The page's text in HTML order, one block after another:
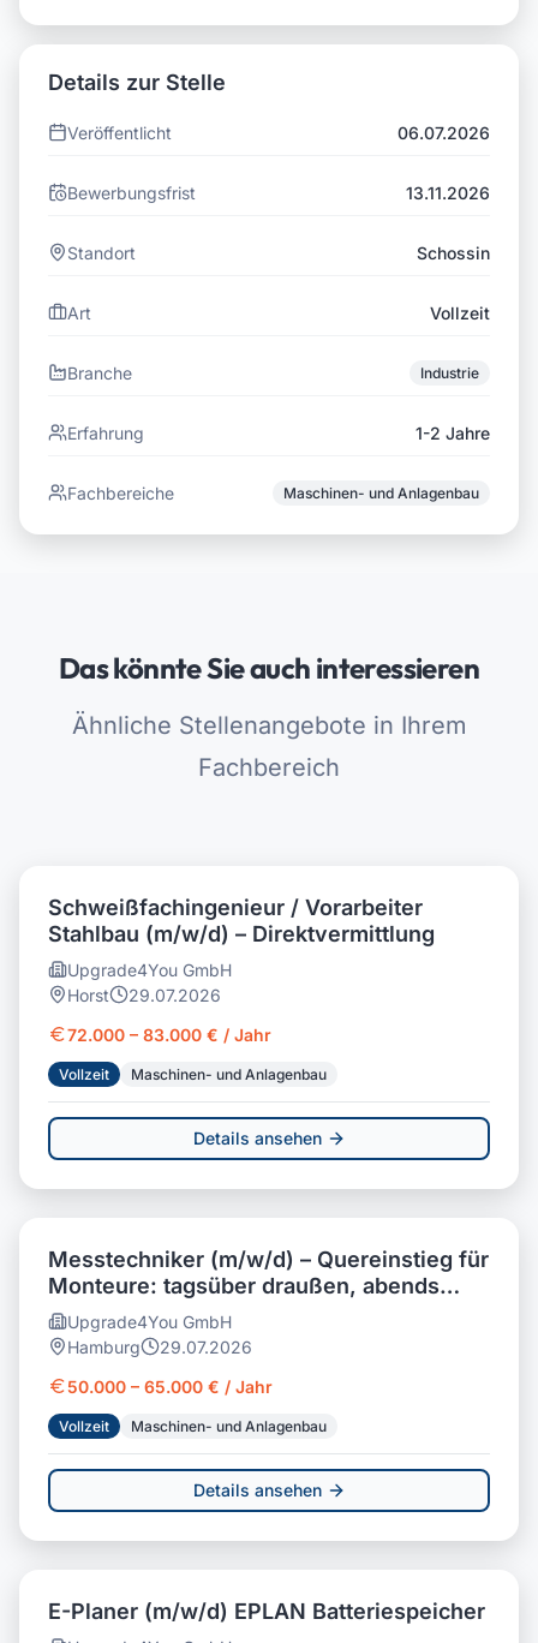
Details zur Stelle
Veröffentlicht 06.07.2026
Bewerbungsfrist 13.11.2026
Standort Schossin
Art Vollzeit
Branche Industrie
Erfahrung 1-2 Jahre
Fachbereiche Maschinen- und Anlagenbau
Das könnte Sie auch interessieren
Ähnliche Stellenangebote in Ihrem
Fachbereich
Schweißfachingenieur / Vorarbeiter
Stahlbau (m/w/d) – Direktvermittlung
Upgrade4You GmbH
Horst
29.07.2026
72.000 – 83.000 € / Jahr
Vollzeit Maschinen- und Anlagenbau
Details ansehen
Messtechniker (m/w/d) – Quereinstieg für
Monteure: tagsüber draußen, abends
daheim
Upgrade4You GmbH
Hamburg
29.07.2026
50.000 – 65.000 € / Jahr
Vollzeit Maschinen- und Anlagenbau
Details ansehen
E-Planer (m/w/d) EPLAN Batteriespeicher